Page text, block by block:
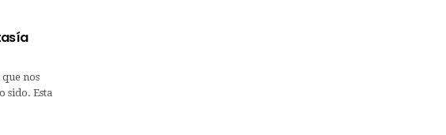
nos
sido. Esta